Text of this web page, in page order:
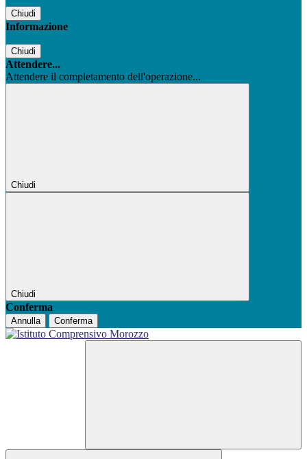
Chiudi
Informazione
Chiudi
Attendere...
Attendere il completamento dell'operazione...
Chiudi
Chiudi
Conferma
Annulla Conferma